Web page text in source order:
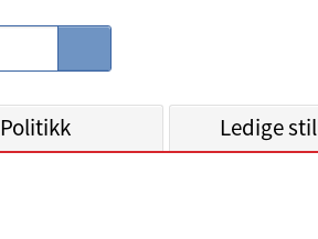
S
Politikk Ledige